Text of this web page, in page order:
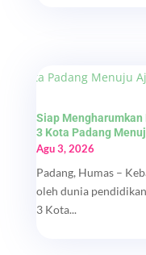
Siap Mengharumkan
3 Kota Padang
Agu 3, 2026
Padang, Humas –
oleh dunia
3 Kota...